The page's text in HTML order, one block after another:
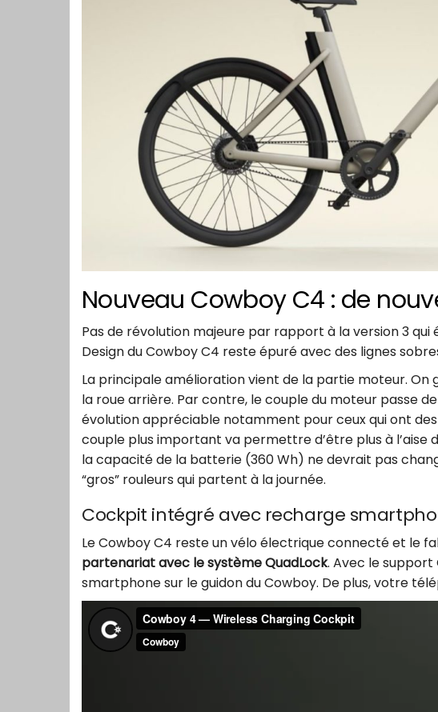
Nouveau Cowboy C4 : de
Pas de révolution majeure par rapport à la version 3 qui
Design du Cowboy C4 reste épuré avec des lignes
La principale amélioration vient de la partie moteur.
la roue arrière. Par contre, le couple du moteur passe de
évolution appréciable notamment pour ceux qui ont
couple plus important va permettre d’être plus à l’aise
la capacité de la batterie (360 Wh) ne devrait pas
“gros” rouleurs qui partent à la journée.
Cockpit intégré avec recharge
Le Cowboy C4 reste un vélo électrique connecté et le
partenariat avec le système QuadLock. Avec le support
smartphone sur le guidon du Cowboy. De plus, votre